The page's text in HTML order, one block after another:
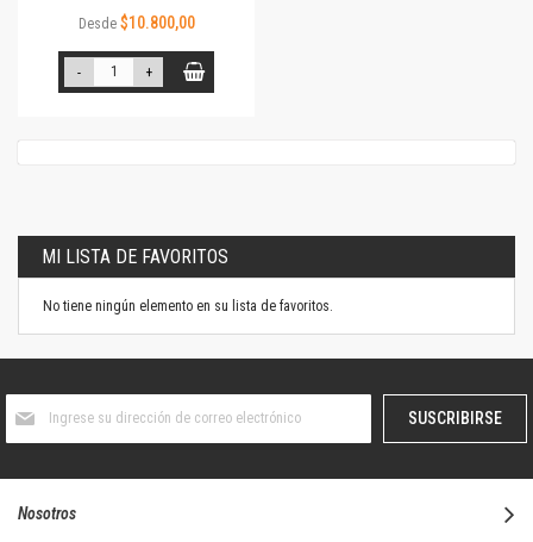
Desde $10.800,00
- +
MI LISTA DE FAVORITOS
No tiene ningún elemento en su lista de favoritos.
boletín
SUSCRIBIRSE
Nosotros